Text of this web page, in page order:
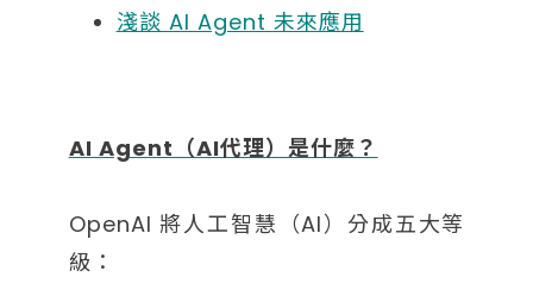
淺談 AI Agent 未來應用
AI Agent（AI代理）是什麼？
OpenAI 將人工智慧（AI）分成五大等
級：